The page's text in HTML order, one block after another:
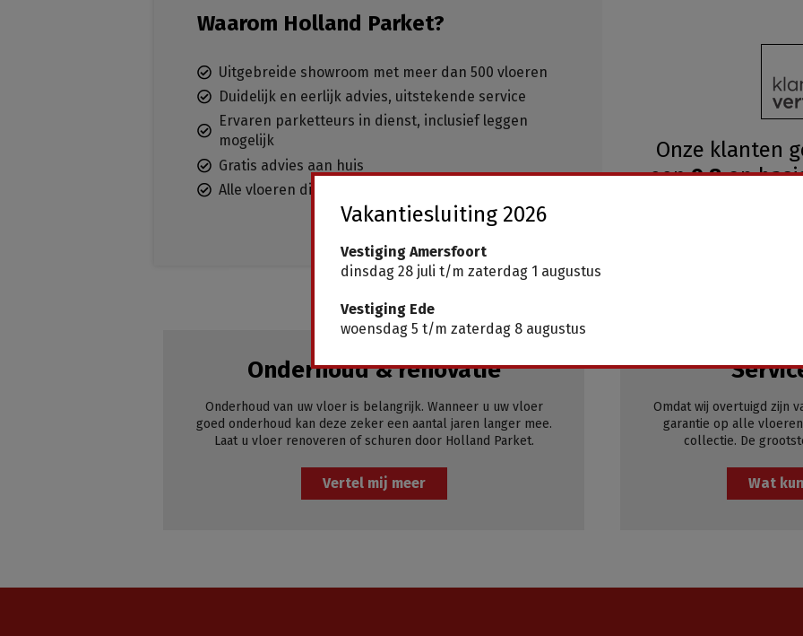
Waarom Holland Parket?
Uitgebreide showroom met meer dan 500 vloeren
Duidelijk en eerlijk advies, uitstekende service
Ervaren parketteurs in dienst, inclusief leggen
mogelijk
Gratis advies aan huis
Alle vloeren direct leverbaar, geen wachttijden
Onze klanten
een9.8op
Onderhoud & renovatie
Onderhoud van uw vloer is belangrijk. Wanneer u uw vloer
goed onderhoud kan deze zeker een aantal jaren langer mee.
Laat u vloer renoveren of schuren door Holland Parket.
Vertel mij meer
Omdat wij overtuigd zijn
garantie op alle
collectie. De
Wat
Vakantiesluiting 2026
Vestiging Amersfoort
dinsdag 28 juli t/m zaterdag 1 augustus
Vestiging Ede
woensdag 5 t/m zaterdag 8 augustus